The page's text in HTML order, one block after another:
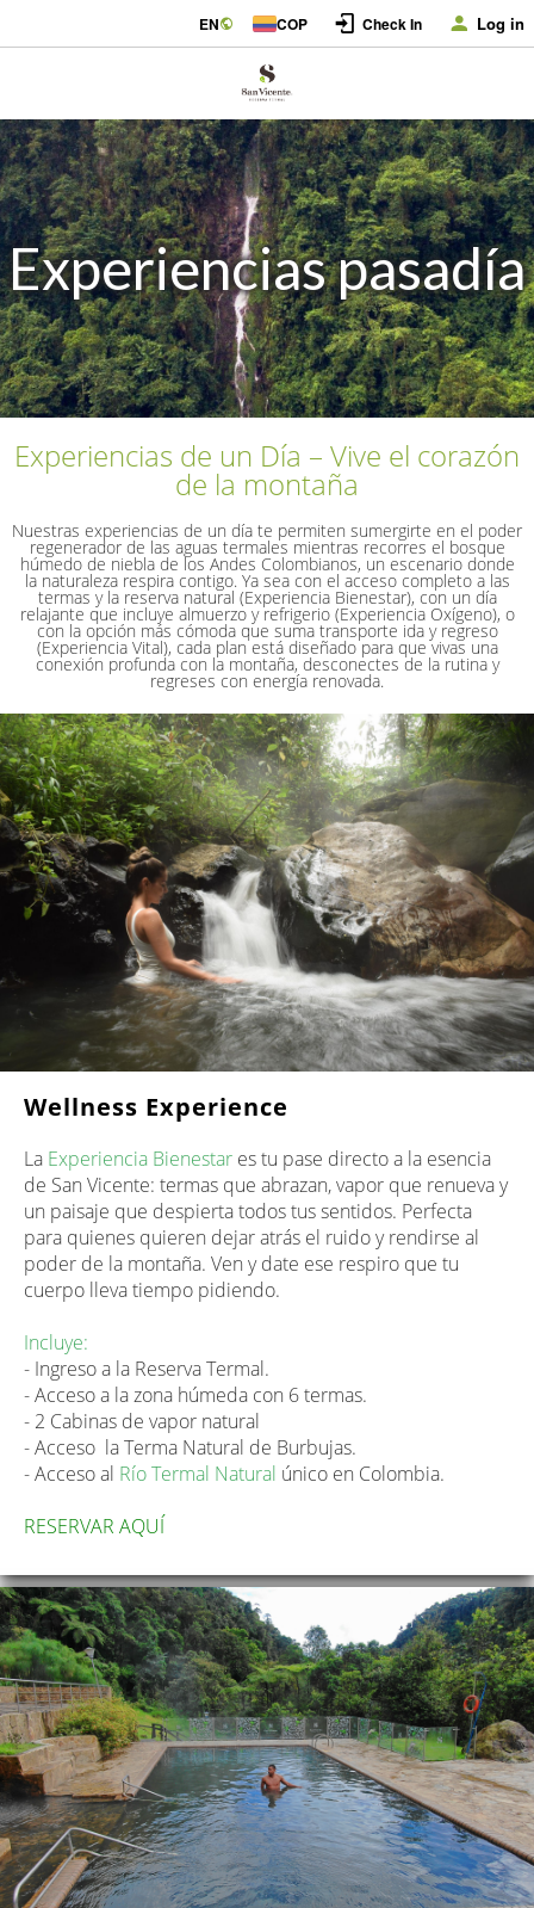
EN COP Check In Log in
Experiencias pasadía
Experiencias de un Día – Vive el corazón
de la montaña
Nuestras experiencias de un día te permiten sumergirte en el poder
regenerador de las aguas termales mientras recorres el bosque
húmedo de niebla de los Andes Colombianos, un escenario donde
la naturaleza respira contigo. Ya sea con el acceso completo a las
termas y la reserva natural (Experiencia Bienestar), con un día
relajante que incluye almuerzo y refrigerio (Experiencia Oxígeno), o
con la opción más cómoda que suma transporte ida y regreso
(Experiencia Vital), cada plan está diseñado para que vivas una
conexión profunda con la montaña, desconectes de la rutina y
regreses con energía renovada.
Wellness Experience
La Experiencia Bienestar es tu pase directo a la esencia
de San Vicente: termas que abrazan, vapor que renueva y
un paisaje que despierta todos tus sentidos. Perfecta
para quienes quieren dejar atrás el ruido y rendirse al
poder de la montaña. Ven y date ese respiro que tu
cuerpo lleva tiempo pidiendo.
Incluye:
- Ingreso a la Reserva Termal.
- Acceso a la zona húmeda con 6 termas.
- 2 Cabinas de vapor natural
- Acceso la Terma Natural de Burbujas.
- Acceso al Río Termal Natural único en Colombia.
RESERVAR AQUÍ